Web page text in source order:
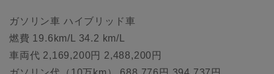
ガソリン車 ハイブリッド車
燃費 19.6km/L 34.2 km/L
車両代 2,169,200円 2,488,200円